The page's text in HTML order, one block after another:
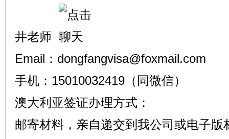
井老师
Email：dongfangvisa@foxmail.com
手机：15010032419（同微信）
澳大利亚签证办理方式：
邮寄材料，亲自递交到我公司或电子版